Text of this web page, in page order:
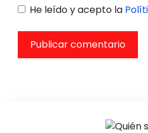
He leído y acepto la